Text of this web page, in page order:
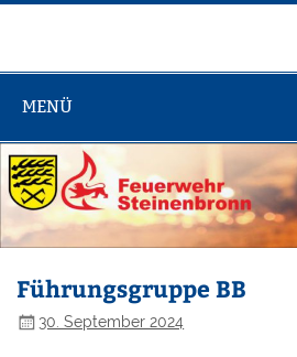
Zum
MENÜ
Führungsgruppe BB
30. September 2024